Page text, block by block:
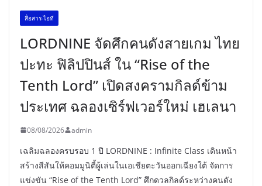
สื่อสาร-ไอที
LORDNINE จัดศึกคนดังสายเกม ไทย
ปะทะ ฟิลิปปินส์ ใน “Rise of the
Tenth Lord” เปิดสงครามกิลด์ข้าม
ประเทศ ฉลองเซิร์ฟเวอร์ใหม่ เฮเลนา
08/08/2026 admin
เฉลิมฉลองครบรอบ 1 ปี LORDNINE : Infinite Class เดินหน้า
สร้างสีสันให้คอมมูนิตี้ผู้เล่นในเอเชียตะวันออกเฉียงใต้ จัดการ
แข่งขัน “Rise of the Tenth Lord” ศึกดวลกิลด์ระหว่างคนดัง